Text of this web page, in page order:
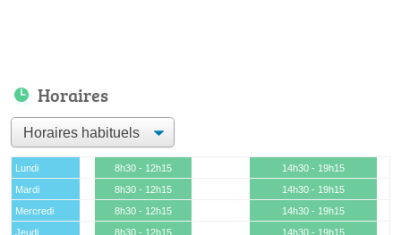
Horaires
Lundi 8h30 - 12h15
14h30 - 19h15
Mardi
8h30 - 12h15
14h30 - 19h15
Mercredi
8h30 - 12h15
14h30 - 19h15
Jeudi
8h30 - 12h15
14h30 - 19h15